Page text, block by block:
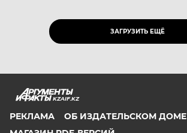
ЗАГРУЗИТЬ ЕЩЁ
KZAIF.KZ
РЕКЛАМА
ОБ ИЗДАТЕЛЬСКОМ ДОМЕ